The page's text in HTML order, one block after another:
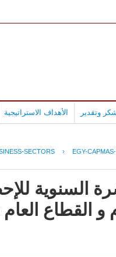
وتقدير الأهداف الاستراتيجية
SECTORS › EGY-
السنوية
القطاع